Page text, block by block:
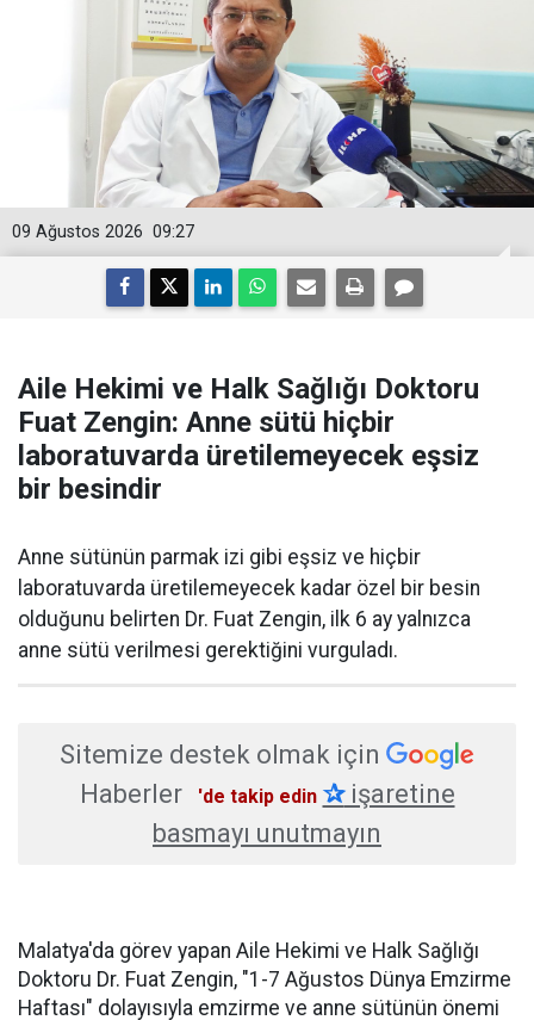
09:27
09 Ağustos 2026
Aile Hekimi ve Halk Sağlığı Doktoru
Fuat Zengin: Anne sütü hiçbir
laboratuvarda üretilemeyecek eşsiz
bir besindir
Anne sütünün parmak izi gibi eşsiz ve hiçbir
laboratuvarda üretilemeyecek kadar özel bir besin
olduğunu belirten Dr. Fuat Zengin, ilk 6 ay yalnızca
anne sütü verilmesi gerektiğini vurguladı.
Sitemize destek olmak için
Haberler
'de takip edin ✰işaretine
basmayı unutmayın
Malatya'da görev yapan Aile Hekimi ve Halk Sağlığı
Doktoru Dr. Fuat Zengin, "1-7 Ağustos Dünya Emzirme
Haftası" dolayısıyla emzirme ve anne sütünün önemi